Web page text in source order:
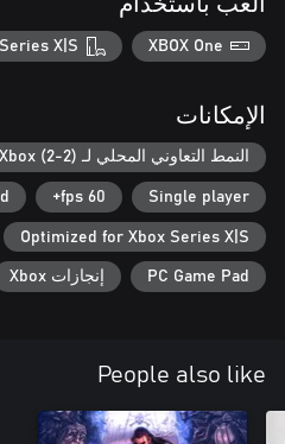
العب باستخدام
XBOX One
X|S
الإمكانات
النمط التعاوني المحلي لـ Xbox (2-2)
Single player
60 fps+
Optimized for Xbox Series X|S
PC Game Pad إنجازات Xbox
People also like